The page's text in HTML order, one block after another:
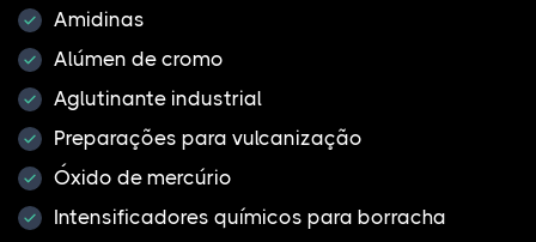
Amidinas
Alúmen de cromo
Aglutinante industrial
Preparações para vulcanização
Óxido de mercúrio
Intensificadores químicos para borracha